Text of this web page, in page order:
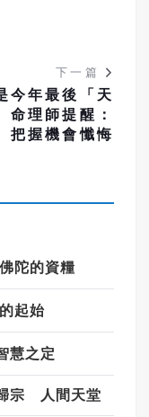
下一篇
今年最後「天
命理師提醒：
把握機會懺悔
陀的資糧
起始
慧之定
宗 人間天堂